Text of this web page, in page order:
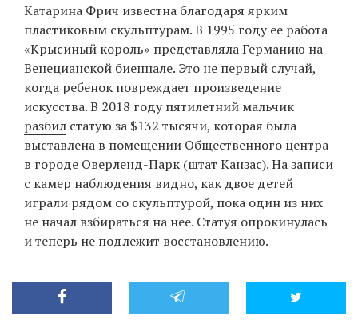
Катарина Фрич известна благодаря ярким
пластиковым скульптурам. В 1995 году ее работа
«Крысиный король» представляла Германию на
Венецианской биеннале. Это не первый случай,
когда ребенок повреждает произведение
искусства. В 2018 году пятилетний мальчик
разбил статую за $132 тысячи, которая была
выставлена в помещении Общественного центра
в городе Оверленд-Парк (штат Канзас). На записи
с камер наблюдения видно, как двое детей
играли рядом со скульптурой, пока один из них
не начал взбираться на нее. Статуя опрокинулась
и теперь не подлежит восстановлению.